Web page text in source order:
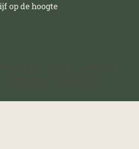
op de hoogte